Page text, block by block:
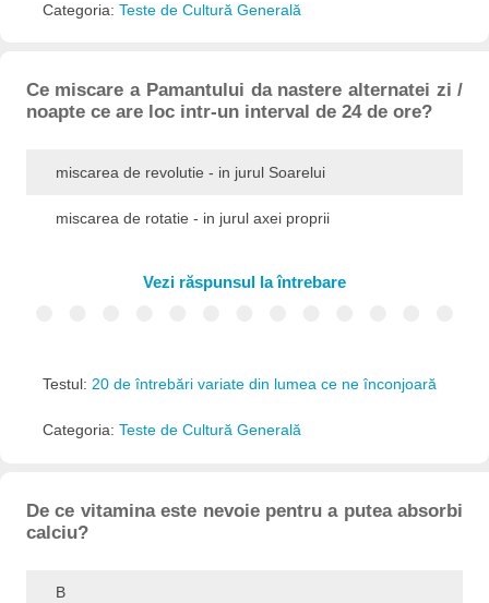
Categoria: Teste de Cultură Generală
Ce miscare a Pamantului da nastere alternatei zi /
noapte ce are loc intr-un interval de 24 de ore?
miscarea de revolutie - in jurul Soarelui
miscarea de rotatie - in jurul axei proprii
Vezi răspunsul la întrebare
Testul: 20 de întrebări variate din lumea ce ne înconjoară
Categoria: Teste de Cultură Generală
De ce vitamina este nevoie pentru a putea absorbi
calciu?
B